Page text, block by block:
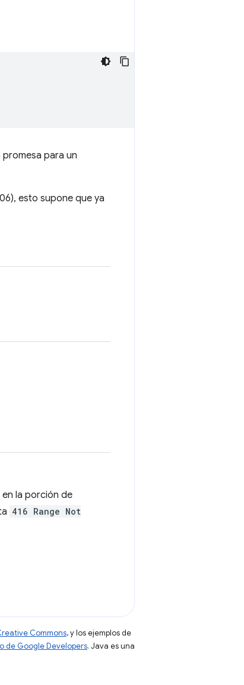
para un
esto supone que ya
la porción de
416 Range Not
Commons, y los ejemplos de
de Google Developers. Java es una